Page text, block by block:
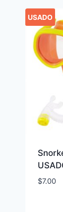
USADO
$7.00